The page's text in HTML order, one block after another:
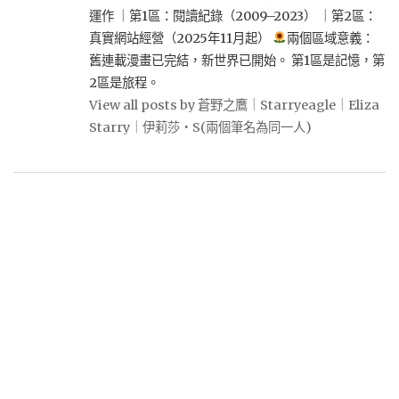
運作 ｜第1區：閱讀紀錄（2009–2023） ｜第2區：
真實網站經營（2025年11月起）
兩個區域意義：
舊連載漫畫已完結，新世界已開始。 第1區是記憶，第
2區是旅程。
View all posts by 蒼野之鷹｜Starryeagle｜Eliza
Starry｜伊莉莎・S(兩個筆名為同一人)